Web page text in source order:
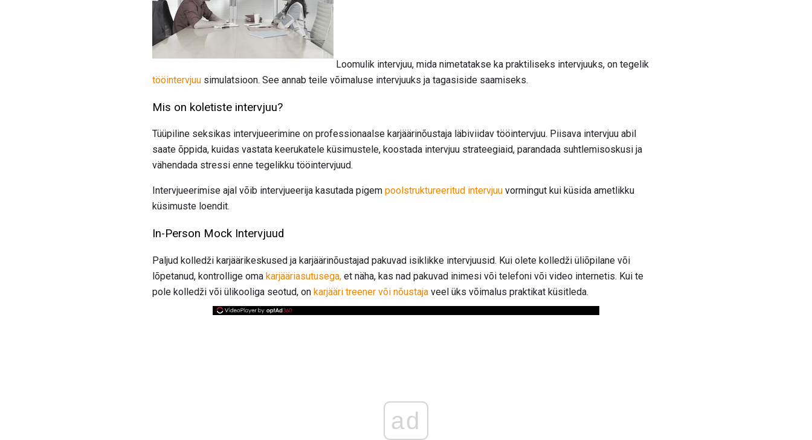
Loomulik intervjuu, mida nimetatakse ka praktiliseks intervjuuks, on tegelik
tööintervjuu simulatsioon. See annab teile võimaluse intervjuuks ja tagasiside saamiseks.
Mis on koletiste intervjuu?
Tüüpiline seksikas intervjueerimine on professionaalse karjäärinõustaja läbiviidav tööintervjuu. Piisava intervjuu abil
saate õppida, kuidas vastata keerukatele küsimustele, koostada intervjuu strateegiaid, parandada suhtlemisoskusi ja
vähendada stressi enne tegelikku tööintervjuud.
Intervjueerimise ajal võib intervjueerija kasutada pigem poolstruktureeritud intervjuu vormingut kui küsida ametlikku
küsimuste loendit.
In-Person Mock Intervjuud
Paljud kolledži karjäärikeskused ja karjäärinõustajad pakuvad isiklikke intervjuusid. Kui olete kolledži üliõpilane või
lõpetanud, kontrollige oma karjääriasutusega, et näha, kas nad pakuvad inimesi või telefoni või video internetis. Kui te
pole kolledži või ülikooliga seotud, on karjääri treener või nõustaja veel üks võimalus praktikat küsitleda.
ad